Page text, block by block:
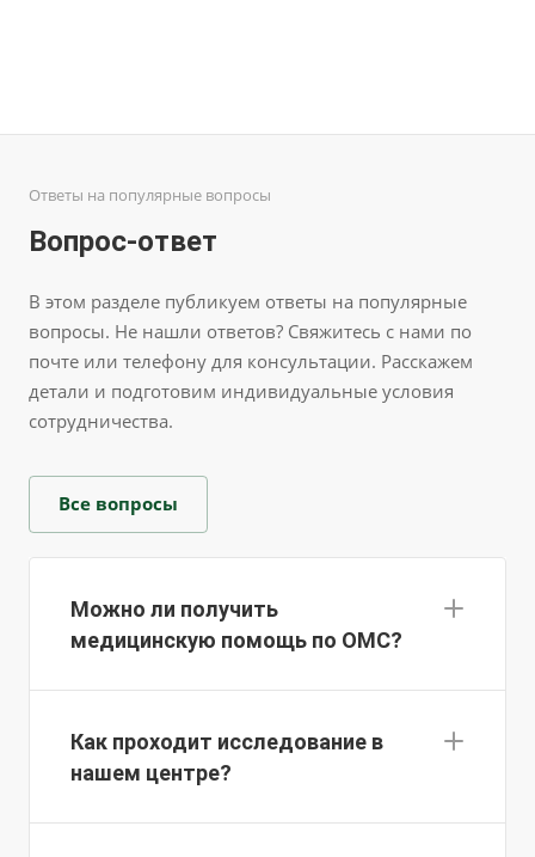
Ответы на популярные вопросы
Вопрос-ответ
В этом разделе публикуем ответы на популярные
вопросы. Не нашли ответов? Свяжитесь с нами по
почте или телефону для консультации. Расскажем
детали и подготовим индивидуальные условия
сотрудничества.
Все вопросы
Можно ли получить
медицинскую помощь по ОМС?
Как проходит исследование в
нашем центре?